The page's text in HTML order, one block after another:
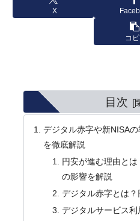
X
コ
目次
デジタル赤字や新NISA
を徹底解説
円安が進む理由と
の影響を解説
デジタル赤字とは
デジタルサービス